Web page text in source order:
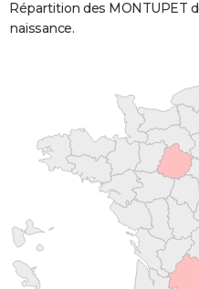
Répartition des MONTUPET
naissance.